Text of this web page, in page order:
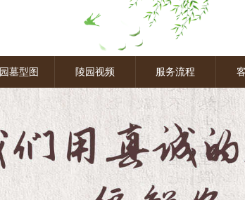
墓型图 陵园视频 服务流程